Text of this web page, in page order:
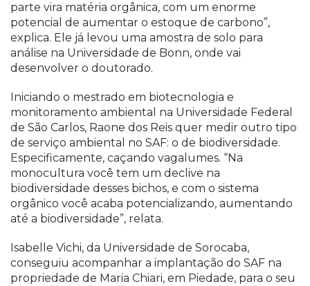
parte vira matéria orgânica, com um enorme
potencial de aumentar o estoque de carbono”,
explica. Ele já levou uma amostra de solo para
análise na Universidade de Bonn, onde vai
desenvolver o doutorado.
Iniciando o mestrado em biotecnologia e
monitoramento ambiental na Universidade Federal
de São Carlos, Raone dos Reis quer medir outro tipo
de serviço ambiental no SAF: o de biodiversidade.
Especificamente, caçando vagalumes. “Na
monocultura você tem um declive na
biodiversidade desses bichos, e com o sistema
orgânico você acaba potencializando, aumentando
até a biodiversidade”, relata.
Isabelle Vichi, da Universidade de Sorocaba,
conseguiu acompanhar a implantação do SAF na
propriedade de Maria Chiari, em Piedade, para o seu